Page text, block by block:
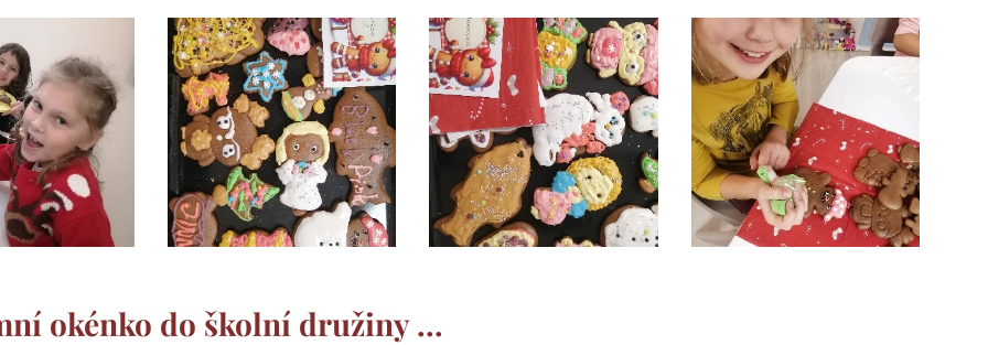
okénko do školní družiny ...